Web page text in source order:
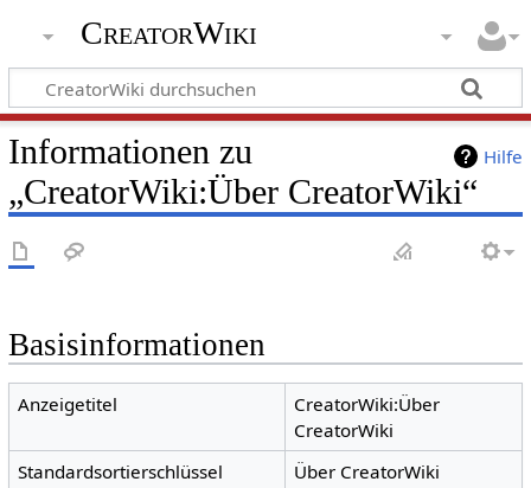
CreatorWiki
Hilfe
Informationen zu
„CreatorWiki:Über CreatorWiki“
Basisinformationen
Anzeigetitel
CreatorWiki:Über
CreatorWiki
Standardsortierschlüssel
Über CreatorWiki